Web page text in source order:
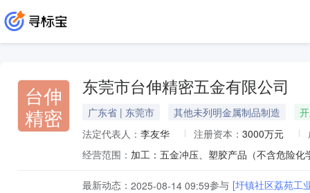
台伸
精密
东莞市台伸精密五金有限公司
广东省 | 东莞市 其他未列明金属制品制造
法定代表人： 李友华 注册资本： 3000万元
经营范围：
最新动态： 2025-08-14 09:59参与 [圩镇社区荔苑工